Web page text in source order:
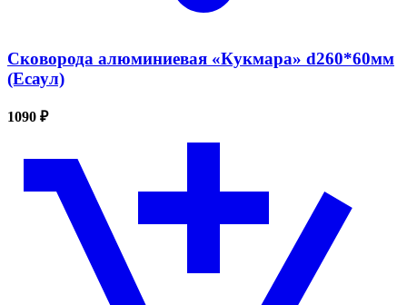
Сковорода алюминиевая «Кукмара» d260*60мм
(Есаул)
1090 ₽